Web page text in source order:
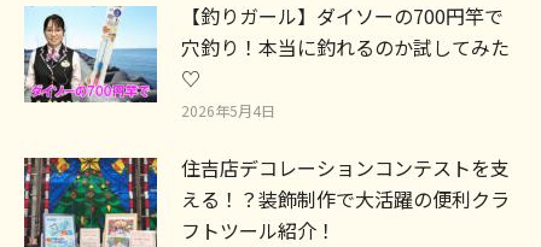
【釣りガール】ダイソーの700円竿で
穴釣り！本当に釣れるのか試してみた
♡
2026年5月4日
住吉店デコレーションコンテストを支
える！？装飾制作で大活躍の便利クラ
フトツール紹介！